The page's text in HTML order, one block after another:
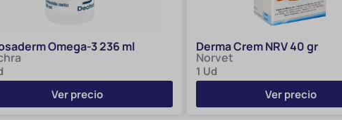
Omega-3 236 ml
Ver precio
Derma Crem NRV 40 gr
Norvet
1 Ud
Ver precio